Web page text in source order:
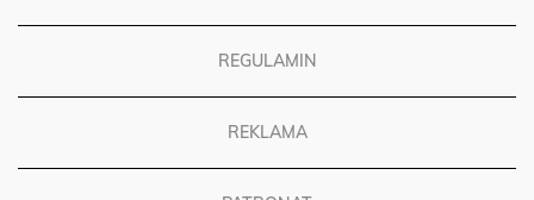
REGULAMIN
REKLAMA